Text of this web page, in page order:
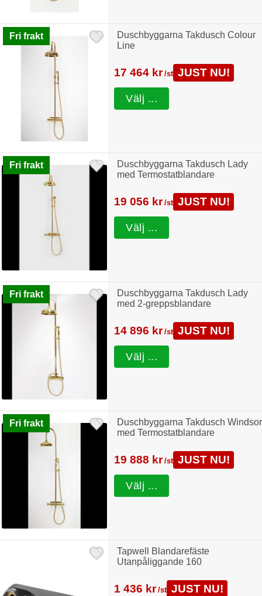
Fri frakt
Duschbyggarna Takdusch Colour
Line
17 464 kr /st JUST NU!
Välj ...
Fri frakt
Duschbyggarna Takdusch Lady
med Termostatblandare
19 056 kr /st JUST NU!
Välj ...
Fri frakt
Duschbyggarna Takdusch Lady
med 2-greppsblandare
14 896 kr /st JUST NU!
Välj ...
Fri frakt
Duschbyggarna Takdusch Windsor
med Termostatblandare
19 888 kr /st JUST NU!
Välj ...
Tapwell Blandarefäste
Utanpåliggande 160
1 436 kr /st JUST NU!